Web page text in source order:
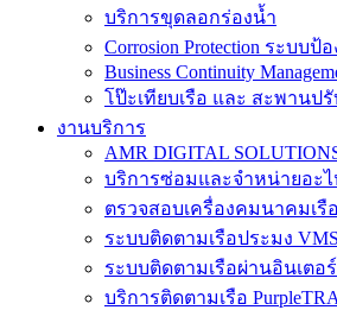
บริการขุดลอกร่องน้ำ
Corrosion Protection ระบบ
Business Continuity
โป๊ะเทียบเรือ และ สะพานป
งานบริการ
AMR DIGITAL
บริการซ่อมและจำหน่ายอะ
ตรวจสอบเครื่องคมนาคมเรือ
ระบบติดตามเรือประมง VMS
ระบบติดตามเรือผ่านอินเตอ
บริการติดตามเรือ